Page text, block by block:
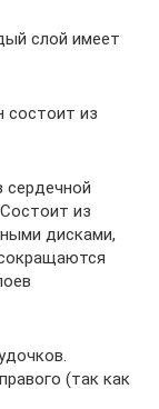
слой имеет
состоит из
сердечной
из
дисками,
(так как